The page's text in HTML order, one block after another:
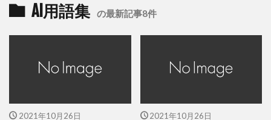
AI用語集 の最新記事8件
2021年10月26日 2021年10月26日